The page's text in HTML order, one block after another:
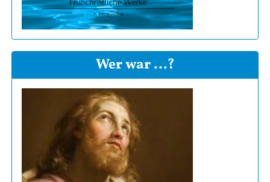
Wer war ...?